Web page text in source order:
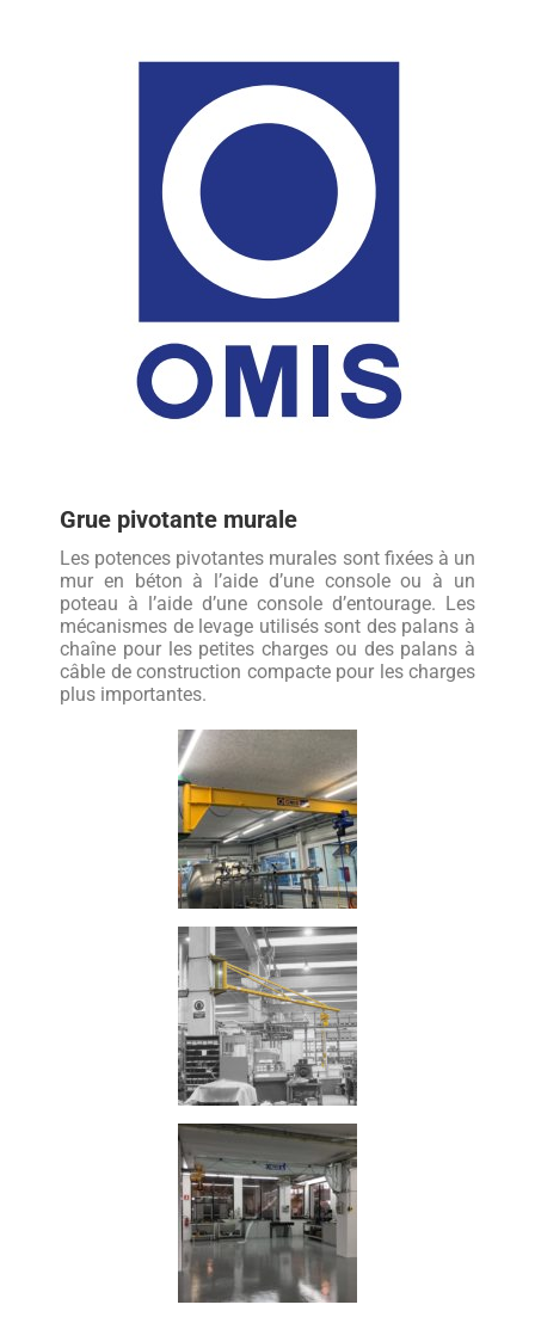
Grue pivotante murale
Les potences pivotantes murales sont fixées à un
mur en béton à l’aide d’une console ou à un
poteau à l’aide d’une console d’entourage. Les
mécanismes de levage utilisés sont des palans à
chaîne pour les petites charges ou des palans à
câble de construction compacte pour les charges
plus importantes.